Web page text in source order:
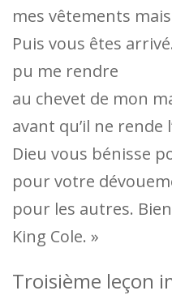
mes vêtements
Puis vous êtes
pu me rendre
au chevet de mon
avant qu’il ne rende
Dieu vous bénisse
pour votre
pour les autres.
King Cole. »
Troisième leçon